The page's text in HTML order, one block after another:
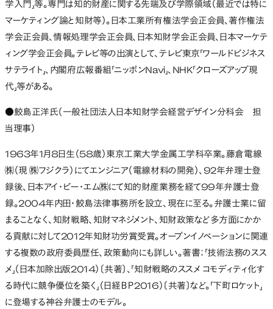
学入門」等。専門は知的財産に関する先端及び学際領域（最近では特に
マーケティング論と知財等）。日本工業所有権法学会正会員、著作権法
学会正会員、情報処理学会正会員、日本知財学会正会員、日本マーケテ
ィング学会正会員。テレビ等の出演として、テレビ東京「ワールドビジネス
サテライト」、内閣府広報番組「ニッポンNavi」、NHK「クローズアップ現
代」等がある。
●鮫島正洋氏（一般社団法人日本知財学会経営デザイン分科会 担
当理事）
1963年1月8日生（58歳）東京工業大学金属工学科卒業。藤倉電線
㈱（現 ㈱フジクラ）にてエンジニア（電線材料の開発）、92年弁理士登
録後、日本アイ・ビー・エム㈱にて知的財産業務を経て99年弁護士登
録。2004年内田・鮫島法律事務所を設立、現在に至る。弁護士業に留
まることなく、知財戦略、知財マネジメント、知財政策など多方面にかか
る貢献に対して2012年知財功労賞受賞。オープンイノベーションに関連
する複数の政府委員歴任、政策動向にも詳しい。著書；「技術法務のスス
メ」（日本加除出版2014）〔共著〕、「知財戦略のススメ コモディティ化す
る時代に競争優位を築く」（日経ＢＰ2016）〔共著〕など。「下町ロケット」
に登場する神谷弁護士のモデル。